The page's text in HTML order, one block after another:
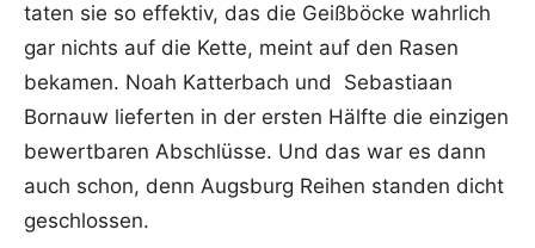
taten sie so effektiv, das die Geißböcke wahrlich
gar nichts auf die Kette, meint auf den Rasen
bekamen. Noah Katterbach und Sebastiaan
Bornauw lieferten in der ersten Hälfte die einzigen
bewertbaren Abschlüsse. Und das war es dann
auch schon, denn Augsburg Reihen standen dicht
geschlossen.